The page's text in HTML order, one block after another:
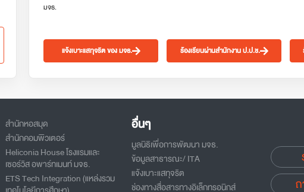
มจธ.
แจ้งเบาะแสทุจริต ของ มจธ. ร้องเรียนผ่านสำนักงาน ป.ป.ช.
สำนักหอสมุด
สำนักคอมพิวเตอร์
Heliconia House โรงแรมและ
เซอร์วิส อพาร์ทเมนท์ มจธ.
ETS Tech Integration (แหล่งรวม
อื่นๆ
มูลนิธิเพื่อการพัฒนา มจธ.
ข้อมูลสาธารณะ/ ITA
แจ้งเบาะแสทุจริต
ช่องทางสื่อสารทางอิเล็กทรอนิกส์